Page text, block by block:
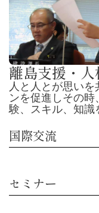
離島支援・
人と人とが思い
ンを促進しその
験、スキル、知識
国際交流
セミナー